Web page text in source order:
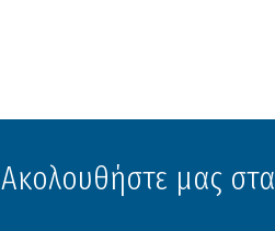
Ακολουθήστε μας στα